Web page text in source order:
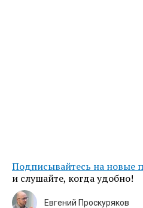
Подписывайтесь на новые
и слушайте, когда удобно!
Евгений Проскуряков